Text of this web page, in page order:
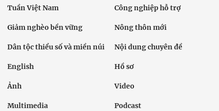
Tuần Việt Nam Công nghiệp hỗ trợ
Giảm nghèo bền vững Nông thôn mới
Dân tộc thiểu số và miền núi Nội dung chuyên đề
English Hồ sơ
Ảnh Video
Multimedia Podcast